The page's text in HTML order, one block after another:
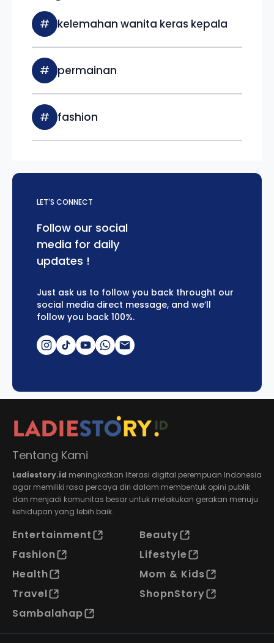
# kelemahan wanita keras kepala
# permainan
# fashion
LET'S CONNECT
Follow our social
media for daily
updates !
Just ask us to follow you back throught our
social media direct message, and we’ll
follow you back 100%.
Tentang Kami
Ladiestory.id meningkatkan literasi digital perempuan Indonesia
agar memiliki rasa percaya diri dalam membentuk opini publik
dan menjadi komunitas besar untuk melakukan gerakan menuju
kehidupan yang lebih baik.
Entertainment
Beauty
Fashion
Lifestyle
Health
Mom & Kids
Travel
ShopnStory
Sambalahap